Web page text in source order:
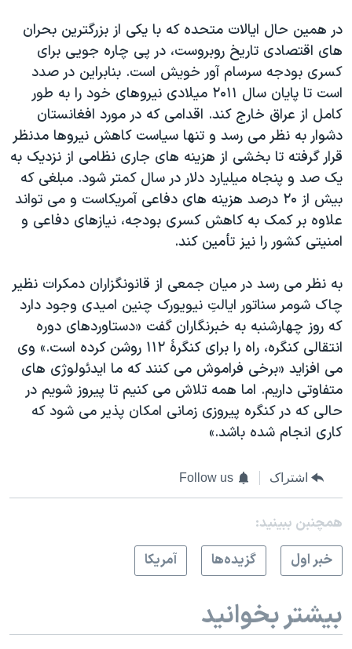
در همین حال ایالات متحده که با یکی از بزرگترین بحران
های اقتصادی تاریخ روبروست، در پی چاره جویی برای
کسری بودجه سرسام آور خویش است. بنابراین در صدد
است تا پایان سال ۲۰۱۱ میلادی نیروهای خود را به طور
کامل از عراق خارج کند. اقدامی که در مورد افغانستان
دشوار به نظر می رسد و تنها سیاست کاهش نیروها مدنظر
قرار گرفته تا بخشی از هزینه های جاری نظامی از نزدیک به
یک صد و پنجاه میلیارد دلار در سال کمتر شود. مبلغی که
بیش از ۲۰ درصد هزینه های دفاعی آمریکاست و می تواند
علاوه بر کمک به کاهش کسری بودجه، نیازهای دفاعی و
امنیتی کشور را نیز تأمین کند.
به نظر می رسد در میان جمعی از قانونگزاران دمکرات نظیر
چاک شومر سناتور ایالتِ نیویورک چنین امیدی وجود دارد
که روز چهارشنبه به خبرنگاران گفت «دستاوردهای دوره
انتقالی کنگره، راه را برای کنگرۀ ۱۱۲ روشن کرده است.» وی
می افزاید «برخی فراموش می کنند که ما ایدئولوژی های
متفاوتی داریم. اما همه تلاش می کنیم تا پیروز شویم در
حالی که در کنگره پیروزی زمانی امکان پذیر می شود که
کاری انجام شده باشد.»
اشتراک Follow us
همچنبن ببینید:
خبر اول
گزيده‌ها آمريکا
بیشتر بخوانید